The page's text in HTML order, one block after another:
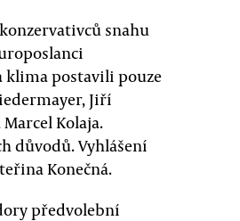
snahu
klima postavili pouze
Jiří
Kolaja.
důvodů. Vyhlášení
Konečná.
předvolební